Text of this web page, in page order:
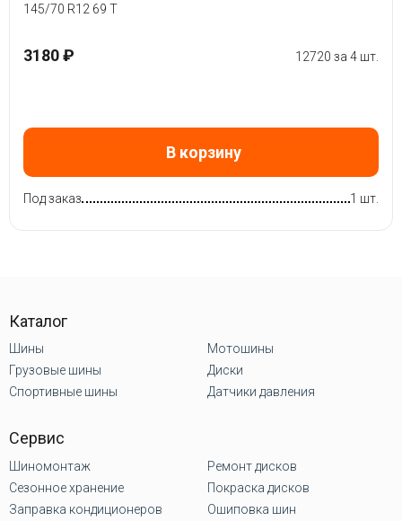
145/70 R12 69 T
3180 ₽ 12720 за 4 шт.
В корзину
Под заказ 1 шт.
Каталог
Шины
Грузовые шины
Спортивные шины
Мотошины
Диски
Датчики давления
Сервис
Шиномонтаж
Сезонное хранение
Заправка кондиционеров
Ремонт дисков
Покраска дисков
Ошиповка шин